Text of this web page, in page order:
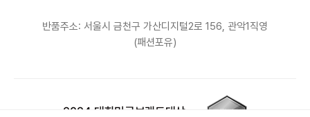
반품주소: 서울시 금천구 가산디지털2로 156, 관악1직영
(패션포유)